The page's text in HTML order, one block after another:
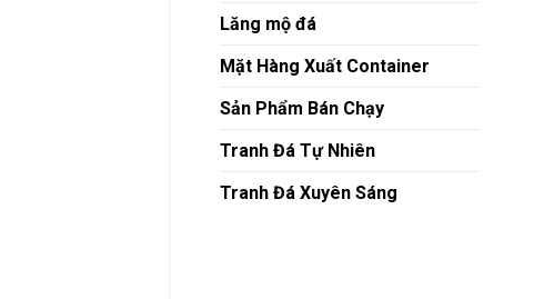
Lăng mộ đá
Mặt Hàng Xuất Container
Sản Phẩm Bán Chạy
Tranh Đá Tự Nhiên
Tranh Đá Xuyên Sáng